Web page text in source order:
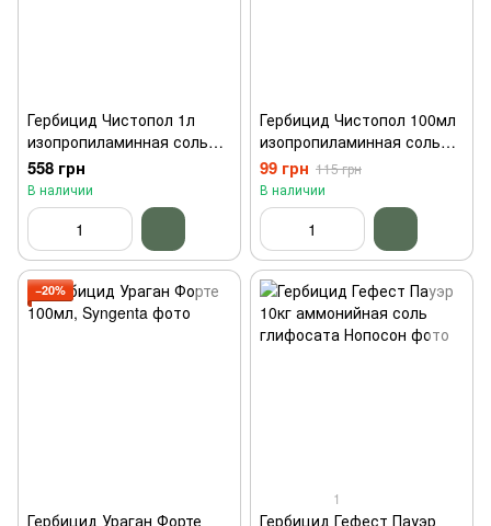
Гербицид Чистопол 1л
изопропиламинная соль
глифосата ProtectOn
558 грн
В наличии
Гербицид Чистопол 100мл
изопропиламинная соль
глифосата ProtectOn
99 грн 115 грн
В наличии
−20%
Гербицид Ураган Форте
1
Гербицид Гефест Пауэр